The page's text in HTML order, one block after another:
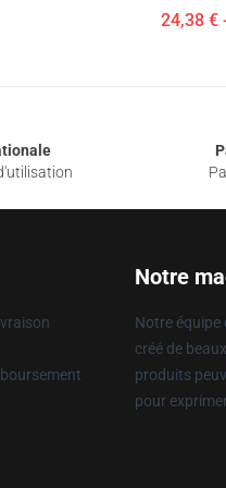
24,38 €
Notre
Notre équipe
créé de
produits
pour